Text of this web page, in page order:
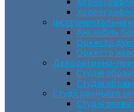
Інструментальна
Ансамбль
Оркестр
Оркестр
Декоративно-
Cтудія
Студія
Студії раннього
Студія